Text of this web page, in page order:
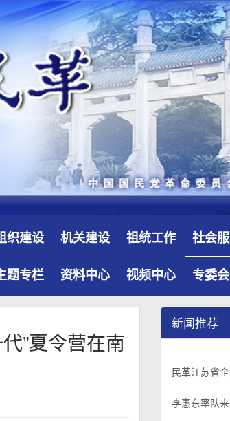
织建设 机关建设 祖统工作 社会
题专栏 资料中心 视频中心 专委
”夏令营在南
新闻推荐
民革江
1/3 李惠东
2/3 民革江
3/3
民革江苏省
李惠东率队